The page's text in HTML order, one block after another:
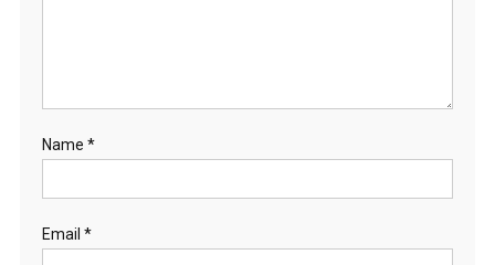
Name *
Email *